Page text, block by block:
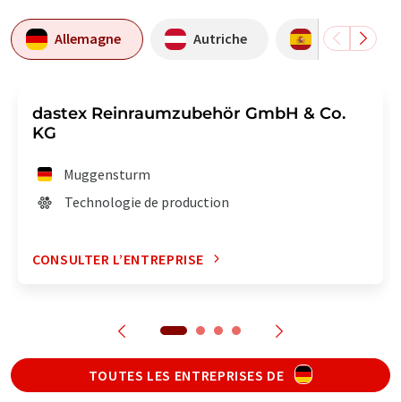
Allemagne Autriche Espagne
dastex Reinraumzubehör GmbH & Co.
KG
Muggensturm
Technologie de production
CONSULTER L’ENTREPRISE
TOUTES LES ENTREPRISES DE